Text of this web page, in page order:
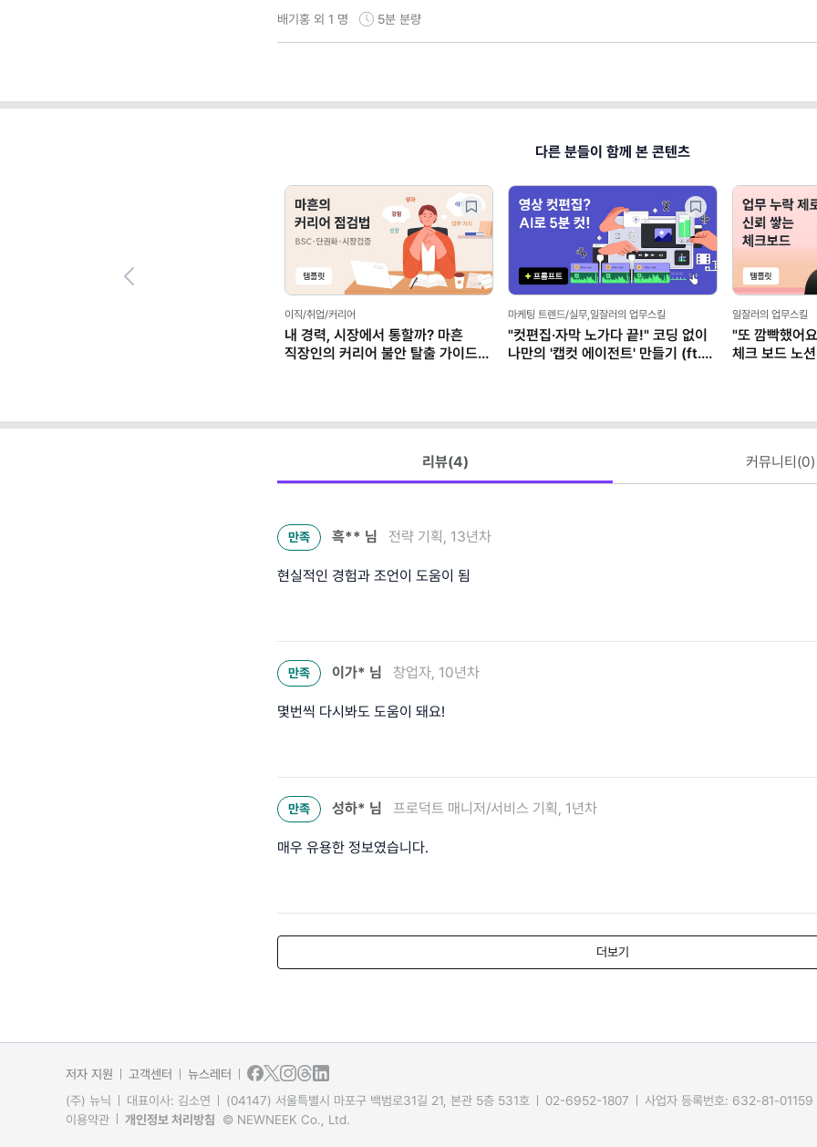
배기홍 외 1 명 5분 분량
다른 분들이 함께 본 콘텐츠
이직/취업/커리어
내 경력, 시장에서 통할까? 마흔
직장인의 커리어 불안 탈출 가이드
마케팅 트렌드/실무,일잘러의 업무스킬
"컷편집·자막 노가다 끝!" 코딩 없이
나만의 '캡컷 에이전트' 만들기 (ft.
일잘러의 업무스킬
"또 깜빡했어
체크 보드 노
리뷰(4) 커뮤니티(0)
만족 흑** 님 전략 기획, 13년차
현실적인 경험과 조언이 도움이 됨
만족 이가* 님 창업자, 10년차
몇번씩 다시봐도 도움이 돼요!
만족 성하* 님 프로덕트 매니저/서비스 기획, 1년차
매우 유용한 정보였습니다.
더보기
저자 지원 고객센터
뉴스레터
(주) 뉴닉
대표이사: 김소연 (04147) 서울특별시 마포구 백범로31길 21, 본관 5층 531호 02-6952-1807
사업자 등록번호: 632-81-01159
이용약관
개인정보 처리방침 © NEWNEEK Co., Ltd.